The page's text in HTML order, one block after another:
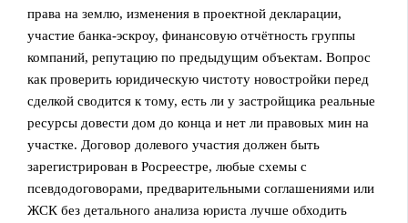
права на землю, изменения в проектной декларации,
участие банка‑эскроу, финансовую отчётность группы
компаний, репутацию по предыдущим объектам. Вопрос
как проверить юридическую чистоту новостройки перед
сделкой сводится к тому, есть ли у застройщика реальные
ресурсы довести дом до конца и нет ли правовых мин на
участке. Договор долевого участия должен быть
зарегистрирован в Росреестре, любые схемы с
псевдодоговорами, предварительными соглашениями или
ЖСК без детального анализа юриста лучше обходить